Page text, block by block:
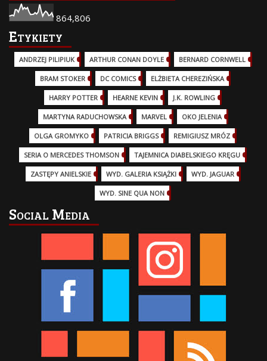
864,806
Etykiety
ANDRZEJ PILIPIUK (29)ARTHUR CONAN DOYLE BERNARD CORNWELL
BRAM STOKER DC COMICS (17)ELŻBIETA CHEREZIŃSKA
HARRY POTTER (13)HEARNE KEVIN J.K. ROWLING
MARTYNA RADUCHOWSKA MARVEL (32)OKO JELENIA
OLGA GROMYKO PATRICIA BRIGGS (12)REMIGIUSZ MRÓZ
SERIA O MERCEDES THOMSON (11)TAJEMNICA DIABELSKIEGO KRĘGU
ZASTĘPY ANIELSKIE WYD. GALERIA KSIĄŻKI WYD. JAGUAR
WYD. SINE QUA NON
Social Media